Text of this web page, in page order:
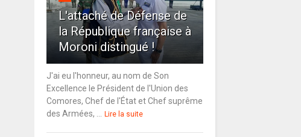
L'attaché de Défense de
la République française à
Moroni distingué !
J'ai eu l'honneur, au nom de Son
Excellence le Président de l'Union des
Comores, Chef de l'État et Chef suprême
des Armées, ...
Lire la suite